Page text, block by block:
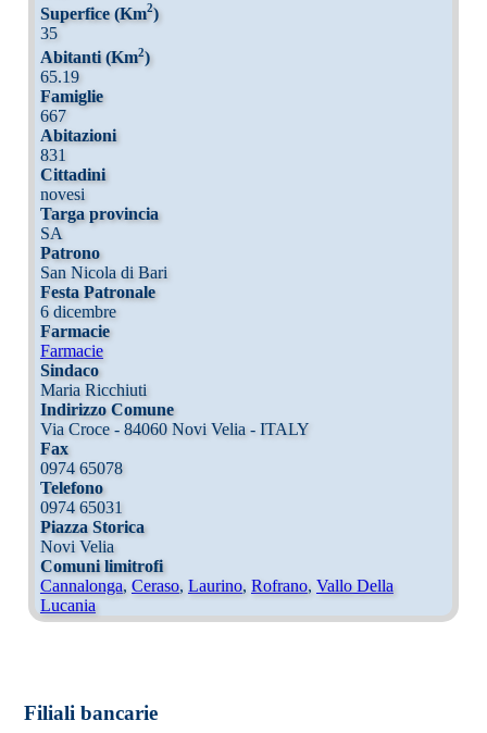
Superfice (Km2)
35
Abitanti (Km2)
65.19
Famiglie
667
Abitazioni
831
Cittadini
novesi
Targa provincia
SA
Patrono
San Nicola di Bari
Festa Patronale
6 dicembre
Farmacie
Farmacie
Sindaco
Maria Ricchiuti
Indirizzo Comune
Via Croce - 84060 Novi Velia - ITALY
Fax
0974 65078
Telefono
0974 65031
Piazza Storica
Novi Velia
Comuni limitrofi
Cannalonga, Ceraso, Laurino, Rofrano, Vallo Della
Lucania
Filiali bancarie